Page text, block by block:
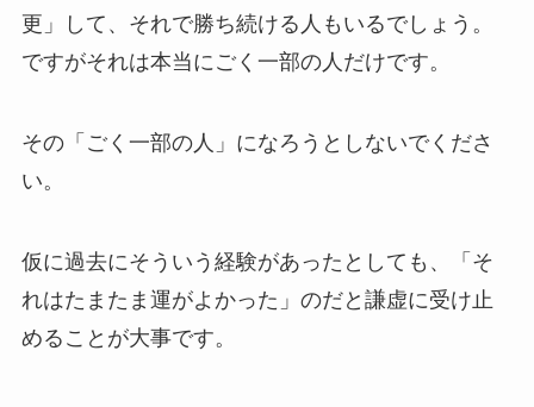
更」して、それで勝ち続ける人もいるでしょう。
ですがそれは本当にごく一部の人だけです。
その「ごく一部の人」になろうとしないでくださ
い。
仮に過去にそういう経験があったとしても、
「そ
れはたまたま運がよかった」のだと謙虚に受け止
めることが大事です。